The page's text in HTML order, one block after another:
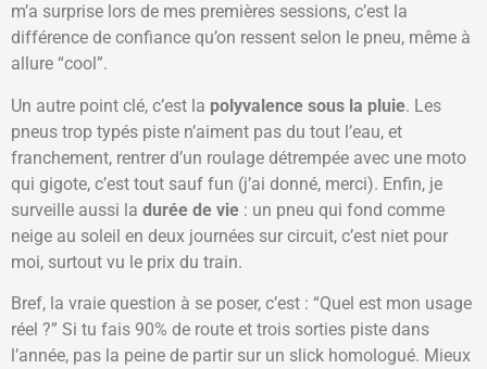
m’a surprise lors de mes premières sessions, c’est la
différence de confiance qu’on ressent selon le pneu, même à
allure “cool”.
Un autre point clé, c’est la polyvalence sous la pluie. Les
pneus trop typés piste n’aiment pas du tout l’eau, et
franchement, rentrer d’un roulage détrempée avec une moto
qui gigote, c’est tout sauf fun (j’ai donné, merci). Enfin, je
surveille aussi la durée de vie : un pneu qui fond comme
neige au soleil en deux journées sur circuit, c’est niet pour
moi, surtout vu le prix du train.
Bref, la vraie question à se poser, c’est : “Quel est mon usage
réel ?” Si tu fais 90% de route et trois sorties piste dans
l’année, pas la peine de partir sur un slick homologué. Mieux